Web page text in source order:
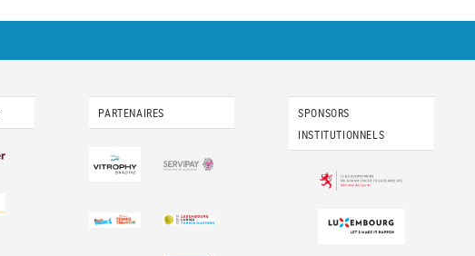
PARTENAIRES
SPONSORS
INSTITUTIONNELS